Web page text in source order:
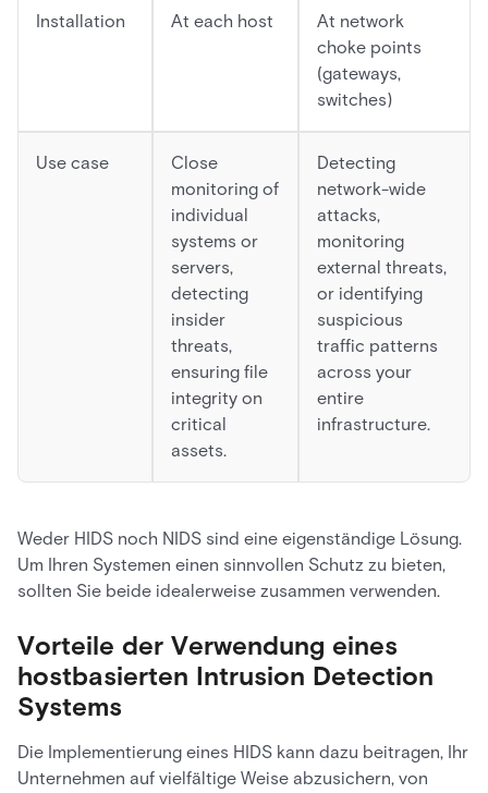
Installation At each host
At network
choke points
(gateways,
switches)
Use case
Close
monitoring of
individual
systems or
servers,
detecting
insider
threats,
ensuring file
integrity on
critical
assets.
Detecting
network-wide
attacks,
monitoring
external threats,
or identifying
suspicious
traffic patterns
across your
entire
infrastructure.
Weder HIDS noch NIDS sind eine eigenständige Lösung.
Um Ihren Systemen einen sinnvollen Schutz zu bieten,
sollten Sie beide idealerweise zusammen verwenden.
Vorteile der Verwendung eines
hostbasierten Intrusion Detection
Systems
Die Implementierung eines HIDS kann dazu beitragen, Ihr
Unternehmen auf vielfältige Weise abzusichern, von